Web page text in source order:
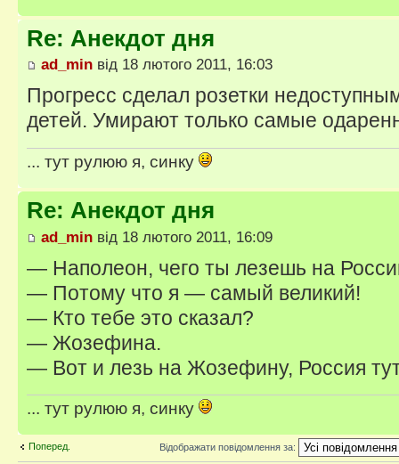
Re: Анекдот дня
ad_min від 18 лютого 2011, 16:03
Прогресс сделал розетки
детей. Умирают только самые
... тут рулюю я, синку
Re: Анекдот дня
ad_min від 18 лютого 2011, 16:09
— Наполеон, чего ты лезешь на
— Потому что я — самый великий!
— Кто тебе это сказал?
— Жозефина.
— Вот и лезь на Жозефину, Россия
... тут рулюю я, синку
Поперед. Відображати повідомлення за: